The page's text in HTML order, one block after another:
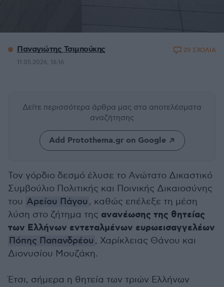
Παναγιώτης Τσιμπούκης
11.05.2026, 16:16
29 ΣΧΟΛΙΑ
Δείτε περισσότερα άρθρα μας στα αποτελέσματα
αναζήτησης
Add Protothema.gr on Google
Τον γόρδιο δεσμό έλυσε το Ανώτατο Δικαστικό
Συμβούλιο Πολιτικής και Ποινικής Δικαιοσύνης
του Αρείου Πάγου , καθώς επέλεξε τη μέση
λύση στο ζήτημα της ανανέωσης της θητείας
των Ελλήνων εντεταλμένων ευρωεισαγγελέων
Πόπης Παπανδρέου , Χαρίκλειας Θάνου και
Διονυσίου Μουζάκη.
Έτσι, σήμερα η θητεία των τριών Ελλήνων